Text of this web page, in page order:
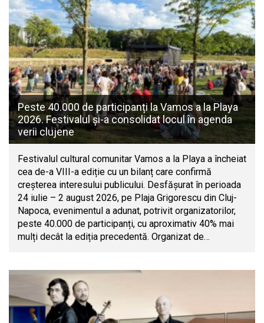
Peste 40.000 de participanți la Vamos a la Playa
2026. Festivalul și-a consolidat locul în agenda
verii clujene
Festivalul cultural comunitar Vamos a la Playa a încheiat
cea de-a VIII-a ediție cu un bilanț care confirmă
creșterea interesului publicului. Desfășurat în perioada
24 iulie – 2 august 2026, pe Plaja Grigorescu din Cluj-
Napoca, evenimentul a adunat, potrivit organizatorilor,
peste 40.000 de participanți, cu aproximativ 40% mai
mulți decât la ediția precedentă. Organizat de…